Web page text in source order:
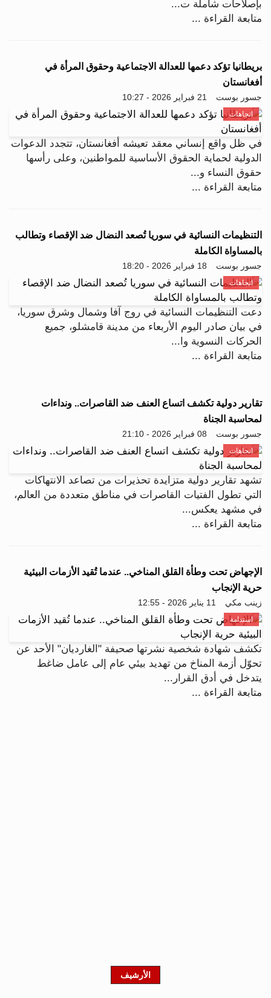
بإصلاحات شاملة ت...
متابعة القراءة ...
بريطانيا تؤكد دعمها للعدالة الاجتماعية وحقوق المرأة في
أفغانستان
جسور بوست 21 فبراير 2026 - 10:27
اتجاهات
في ظل واقع إنساني معقد تعيشه أفغانستان، تتجدد الدعوات
الدولية لحماية الحقوق الأساسية للمواطنين، وعلى رأسها
حقوق النساء و...
متابعة القراءة ...
التنظيمات النسائية في سوريا تُصعد النضال ضد الإقصاء وتطالب
بالمساواة الكاملة
جسور بوست 18 فبراير 2026 - 18:20
اتجاهات
دعت التنظيمات النسائية في روج آفا وشمال وشرق سوريا،
في بيان صادر اليوم الأربعاء من مدينة قامشلو، جميع
الحركات النسوية وا...
متابعة القراءة ...
تقارير دولية تكشف اتساع العنف ضد القاصرات.. ونداءات
لمحاسبة الجناة
جسور بوست 08 فبراير 2026 - 21:10
اتجاهات
تشهد تقارير دولية متزايدة تحذيرات من تصاعد الانتهاكات
التي تطول الفتيات القاصرات في مناطق متعددة من العالم،
في مشهد يعكس...
متابعة القراءة ...
الإجهاض تحت وطأة القلق المناخي.. عندما تُقيد الأزمات البيئية
حرية الإنجاب
زينب مكي 11 يناير 2026 - 12:55
استدامة
تكشف شهادة شخصية نشرتها صحيفة "الغارديان" الأحد عن
تحوّل أزمة المناخ من تهديد بيئي عام إلى عامل ضاغط
يتدخل في أدق القرار...
متابعة القراءة ...
الأرشيف